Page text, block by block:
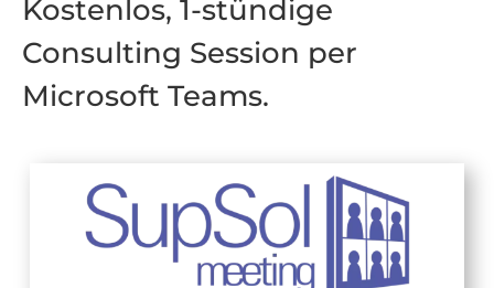
Kostenlos, 1-stündige
Consulting Session per
Microsoft Teams.